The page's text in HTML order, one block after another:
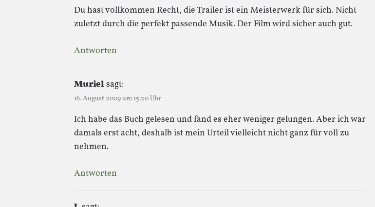
Du hast vollkommen Recht, die Trailer ist ein Meisterwerk für sich. Nicht
zuletzt durch die perfekt passende Musik. Der Film wird sicher auch gut.
Antworten
Murielsagt:
16. August 2009 um 15:20 Uhr
Ich habe das Buch gelesen und fand es eher weniger gelungen. Aber ich war
damals erst acht, deshalb ist mein Urteil vielleicht nicht ganz für voll zu
nehmen.
Antworten